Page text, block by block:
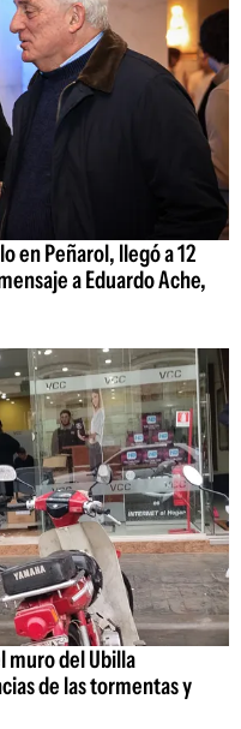
en Peñarol, llegó a 12
a Eduardo Ache,
muro del Ubilla
de las tormentas y